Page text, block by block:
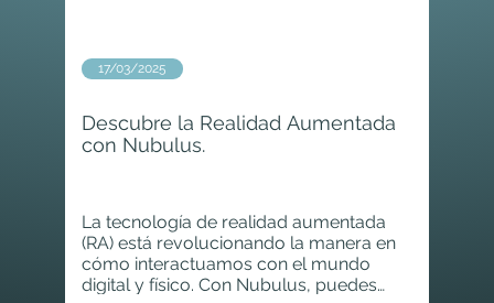
Descubre la Realidad Aumentada
con Nubulus.
17/03/2025
La tecnología de realidad aumentada
(RA) está revolucionando la manera en
cómo interactuamos con el mundo
digital y físico. Con Nubulus, puedes